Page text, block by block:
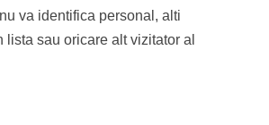
va identifica personal, alti
lista sau oricare alt vizitator al